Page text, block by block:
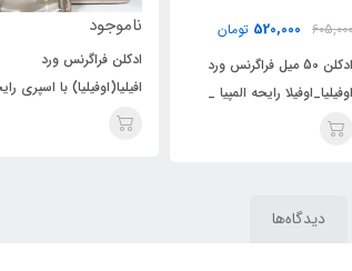
ناموجود
ادکلن فراگرنس ورد
افیلیا(اوفیلیا) با اسپری رایحه
605,000
ادکلن 50 میل
اوفیلیا_اوفیلا رایحه
دیدگاه‌ها